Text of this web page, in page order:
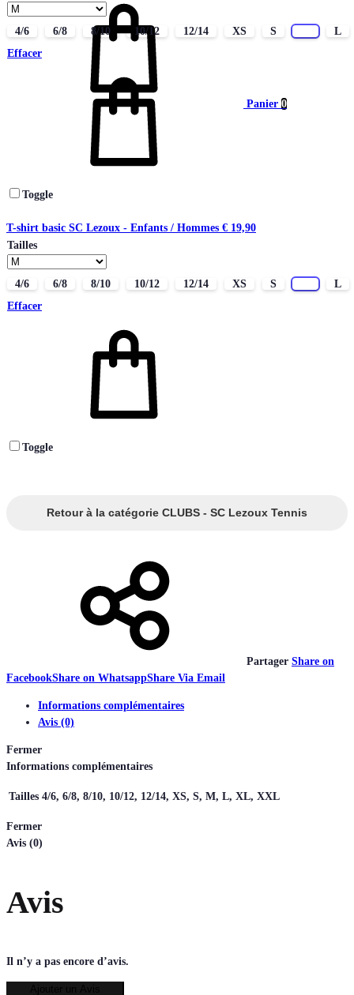
Panier 0
4/6 6/8 8/10 10/12 12/14 XS S
L
Effacer
Toggle
T-shirt basic SC Lezoux - Enfants / Hommes € 19,90
Tailles
4/6 6/8 8/10 10/12 12/14 XS S
L
Effacer
Toggle
Retour à la catégorie CLUBS - SC Lezoux Tennis
Partager Share on
FacebookShare on WhatsappShare Via Email
Informations complémentaires
Avis (0)
Fermer
Informations complémentaires
Tailles 4/6, 6/8, 8/10, 10/12, 12/14, XS, S, M, L, XL, XXL
Fermer
Avis (0)
Avis
Il n’y a pas encore d’avis.